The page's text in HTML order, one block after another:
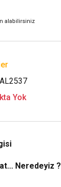
alabilirsiniz
Yok
Neredeyiz ?